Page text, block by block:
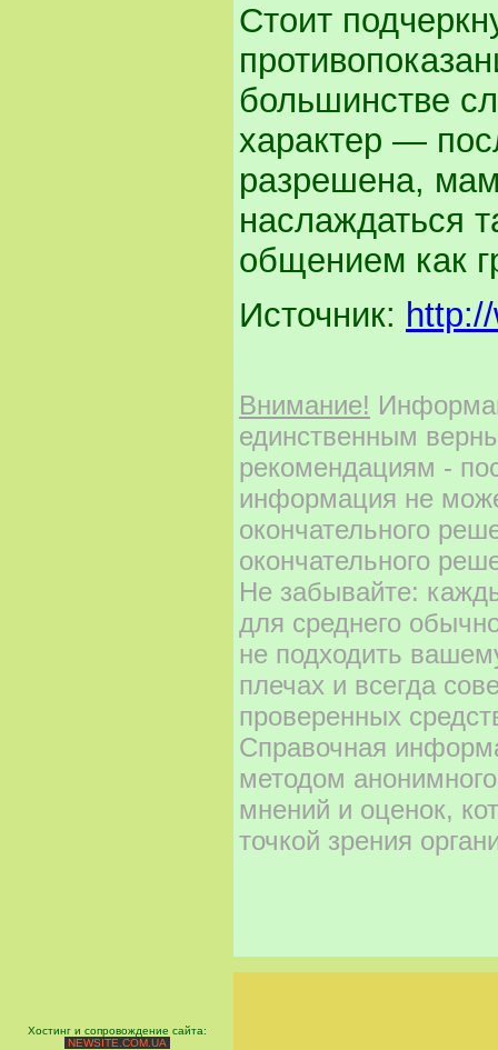
Стоит
большинстве
характер —
разрешена,
наслаждаться
общением как
Источник:
Внимание!
единственным
рекомендациям -
информация не
окончательного
окончательного
Не забывайте:
для среднего
не подходить
плечах и всегда
проверенных
Справочная
методом
мнений и оценок,
точкой зрения
Хостинг и сопровождение сайта:
NEWSITE.COM.UA